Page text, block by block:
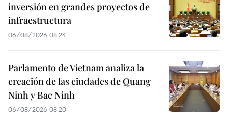
inversión en grandes proyectos de
infraestructura
06/08/2026 08:24
Parlamento de Vietnam analiza la
creación de las ciudades de Quang
Ninh y Bac Ninh
06/08/2026 08:20